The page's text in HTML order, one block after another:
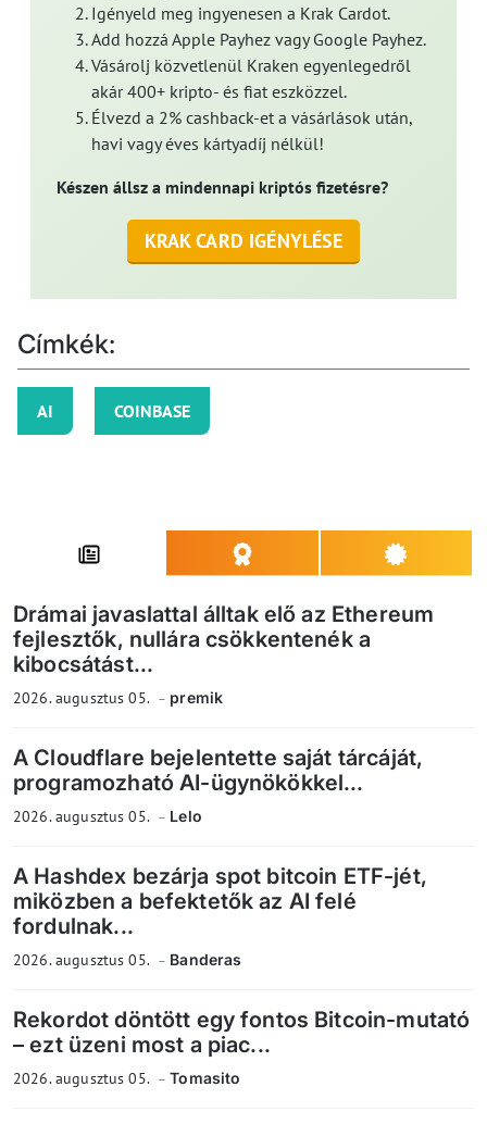
Igényeld meg ingyenesen a Krak Cardot.
Add hozzá Apple Payhez vagy Google Payhez.
Vásárolj közvetlenül Kraken egyenlegedről
akár 400+ kripto- és fiat eszközzel.
Élvezd a 2% cashback-et a vásárlások után,
havi vagy éves kártyadíj nélkül!
Készen állsz a mindennapi kriptós fizetésre?
KRAK CARD IGÉNYLÉSE
Címkék:
AI COINBASE
Drámai javaslattal álltak elő az Ethereum
fejlesztők, nullára csökkentenék a
kibocsátást...
2026. augusztus 05. premik
A Cloudflare bejelentette saját tárcáját,
programozható AI-ügynökökkel...
2026. augusztus 05. Lelo
A Hashdex bezárja spot bitcoin ETF-jét,
miközben a befektetők az AI felé
fordulnak...
2026. augusztus 05. Banderas
Rekordot döntött egy fontos Bitcoin-mutató
– ezt üzeni most a piac...
2026. augusztus 05. Tomasito